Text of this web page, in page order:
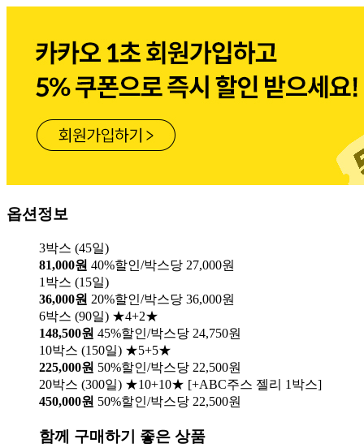
옵션정보
3박스 (45일)
81,000원 40%할인/박스당 27,000원
1박스 (15일)
36,000원 20%할인/박스당 36,000원
6박스 (90일) ★4+2★
148,500원 45%할인/박스당 24,750원
10박스 (150일) ★5+5★
225,000원 50%할인/박스당 22,500원
20박스 (300일) ★10+10★ [+ABC주스 젤리 1박스]
450,000원 50%할인/박스당 22,500원
함께 구매하기 좋은 상품